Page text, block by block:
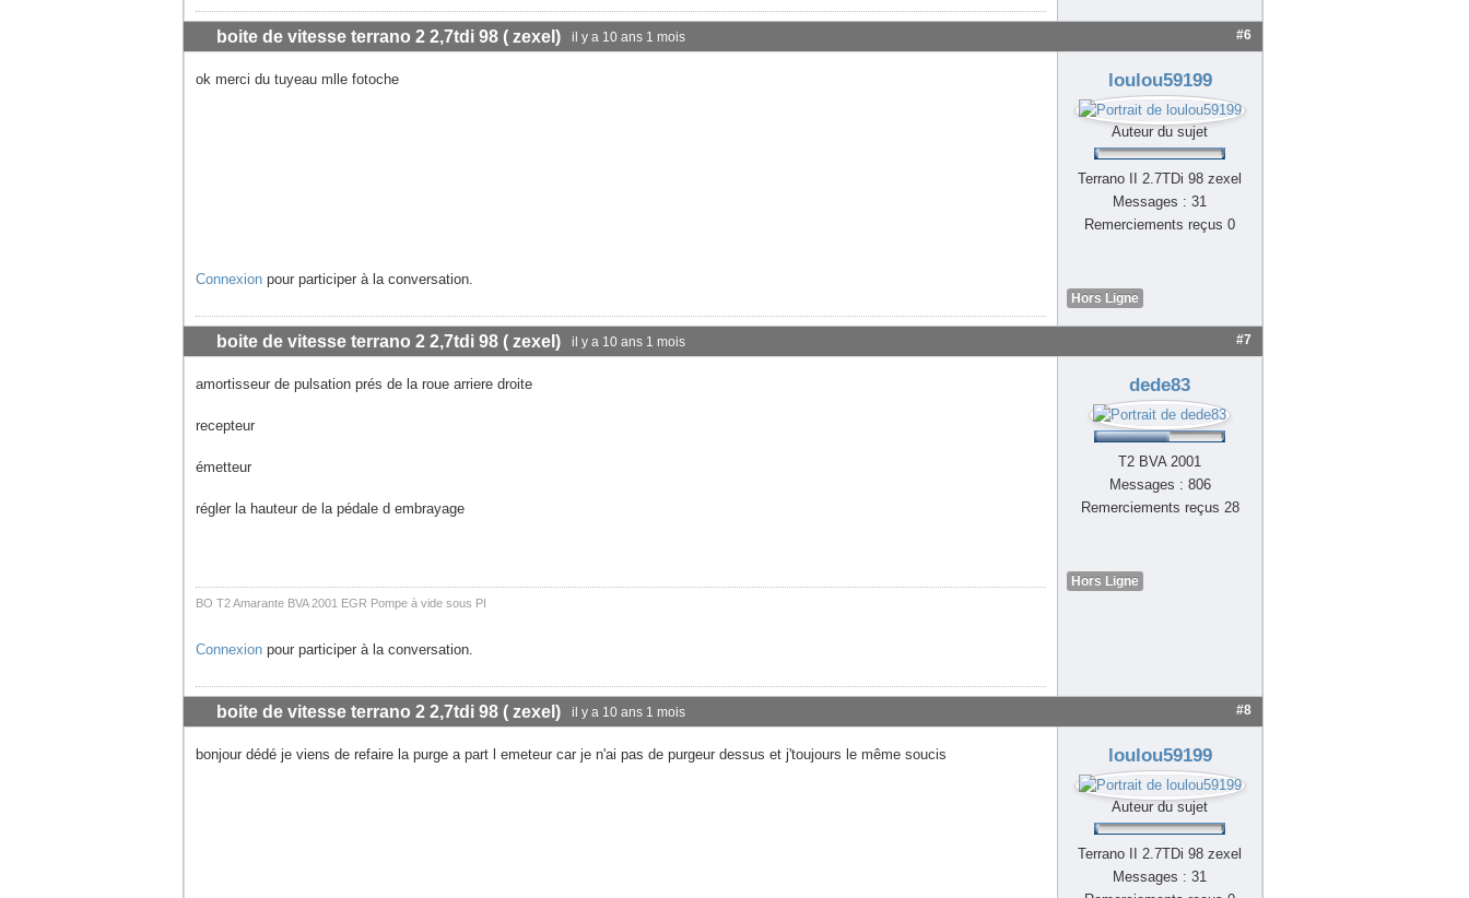
boite de vitesse terrano 2 2,7tdi 98 ( zexel) il y a 10 ans 1 mois #6
ok merci du tuyeau mlle fotoche loulou59199
Auteur du sujet
Terrano II 2.7TDi 98 zexel
Messages : 31
Remerciements reçus 0
Hors Ligne
Connexion pour participer à la conversation.
boite de vitesse terrano 2 2,7tdi 98 ( zexel) il y a 10 ans 1 mois #7
amortisseur de pulsation prés de la roue arriere droite
recepteur
émetteur
régler la hauteur de la pédale d embrayage
BO T2 Amarante BVA 2001 EGR Pompe à vide sous PI
dede83
T2 BVA 2001
Messages : 806
Remerciements reçus 28
Hors Ligne
Connexion pour participer à la conversation.
boite de vitesse terrano 2 2,7tdi 98 ( zexel) il y a 10 ans 1 mois #8
bonjour dédé je viens de refaire la purge a part l emeteur car je n'ai pas de purgeur dessus et j'toujours le même soucis loulou59199
Auteur du sujet
Terrano II 2.7TDi 98 zexel
Messages : 31